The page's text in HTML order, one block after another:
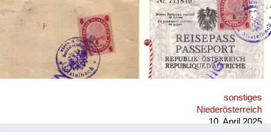
sonstiges
Niederösterreich
10. April 2025